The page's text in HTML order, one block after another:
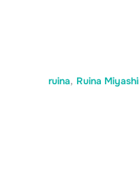
ruina, Ruina